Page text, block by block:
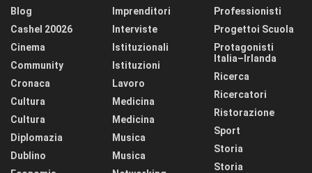
Blog
Cashel 20026
Cinema
Community
Cronaca
Cultura
Cultura
Diplomazia
Dublino
Imprenditori
Interviste
Istituzionali
Istituzioni
Lavoro
Medicina
Medicina
Musica
Musica
Professionisti
Progettoi Scuola
Protagonisti
Italia–Irlanda
Ricerca
Ricercatori
Ristorazione
Sport
Storia
Storia